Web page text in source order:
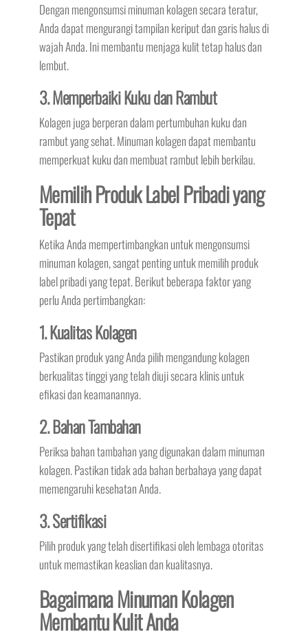
Dengan mengonsumsi minuman kolagen secara teratur,
Anda dapat mengurangi tampilan keriput dan garis halus di
wajah Anda. Ini membantu menjaga kulit tetap halus dan
lembut.
3. Memperbaiki Kuku dan Rambut
Kolagen juga berperan dalam pertumbuhan kuku dan
rambut yang sehat. Minuman kolagen dapat membantu
memperkuat kuku dan membuat rambut lebih berkilau.
Memilih Produk Label Pribadi yang
Tepat
Ketika Anda mempertimbangkan untuk mengonsumsi
minuman kolagen, sangat penting untuk memilih produk
label pribadi yang tepat. Berikut beberapa faktor yang
perlu Anda pertimbangkan:
1. Kualitas Kolagen
Pastikan produk yang Anda pilih mengandung kolagen
berkualitas tinggi yang telah diuji secara klinis untuk
efikasi dan keamanannya.
2. Bahan Tambahan
Periksa bahan tambahan yang digunakan dalam minuman
kolagen. Pastikan tidak ada bahan berbahaya yang dapat
memengaruhi kesehatan Anda.
3. Sertifikasi
Pilih produk yang telah disertifikasi oleh lembaga otoritas
untuk memastikan keaslian dan kualitasnya.
Bagaimana Minuman Kolagen
Membantu Kulit Anda